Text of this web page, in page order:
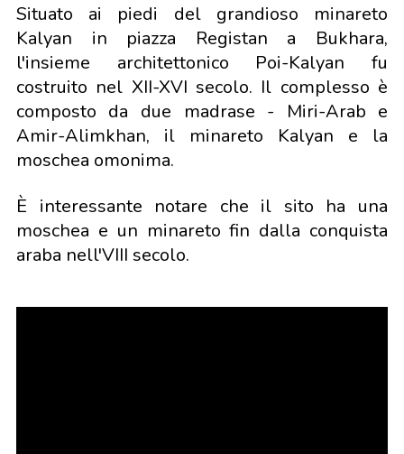
Situato ai piedi del grandioso minareto
Kalyan in piazza Registan a Bukhara,
l'insieme architettonico Poi-Kalyan fu
costruito nel XII-XVI secolo. Il complesso è
composto da due madrase - Miri-Arab e
Amir-Alimkhan, il minareto Kalyan e la
moschea omonima.
È interessante notare che il sito ha una
moschea e un minareto fin dalla conquista
araba nell'VIII secolo.